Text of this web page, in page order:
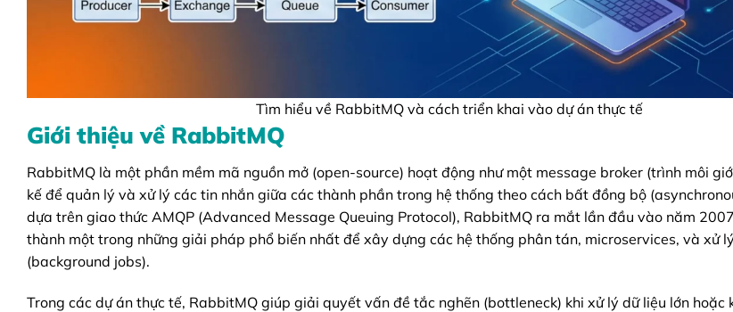
Tìm hiểu về RabbitMQ và cách triển khai vào dự án thực tế
Giới thiệu về RabbitMQ
RabbitMQ là một phần mềm mã nguồn mở (open-source) hoạt động như một message broker (trình môi
kế để quản lý và xử lý các tin nhắn giữa các thành phần trong hệ thống theo cách bất đồng bộ
dựa trên giao thức AMQP (Advanced Message Queuing Protocol), RabbitMQ ra mắt lần đầu vào năm
thành một trong những giải pháp phổ biến nhất để xây dựng các hệ thống phân tán, microservices, và xử
(background jobs).
Trong các dự án thực tế, RabbitMQ giúp giải quyết vấn đề tắc nghẽn (bottleneck) khi xử lý dữ liệu lớn hoặc